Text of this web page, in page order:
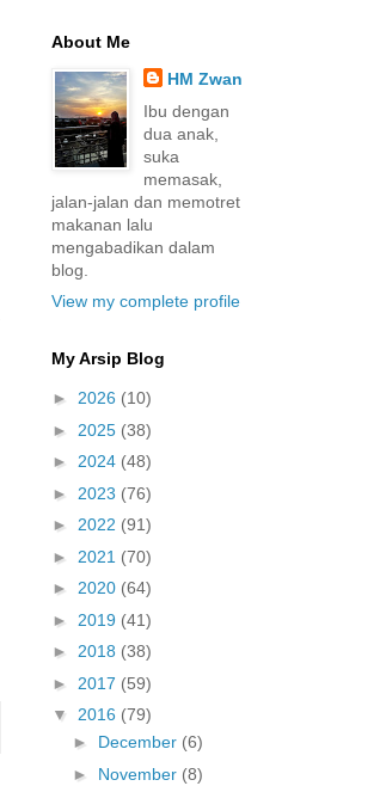
About Me
HM Zwan
Ibu dengan
dua anak,
suka
memasak,
jalan-jalan dan memotret
makanan lalu
mengabadikan dalam
blog.
View my complete profile
My Arsip Blog
► 2026 (10)
► 2025 (38)
► 2024 (48)
► 2023 (76)
► 2022 (91)
► 2021 (70)
► 2020 (64)
► 2019 (41)
► 2018 (38)
► 2017 (59)
▼ 2016 (79)
► December (6)
► November (8)